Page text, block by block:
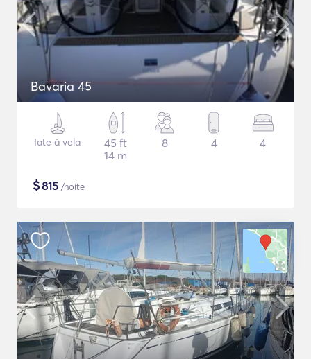
Bavaria 45
Iate à vela
45 ft
14 m
8 4 4
$815 /noite